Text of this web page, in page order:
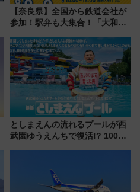
【奈良県】全国から鉄道会社が
参加！駅弁も大集合！「大和鉄
に開催決定
としまえんの流れるプールが西
武園ゆうえんちで復活!? 100周
沢へ遊びに行こう